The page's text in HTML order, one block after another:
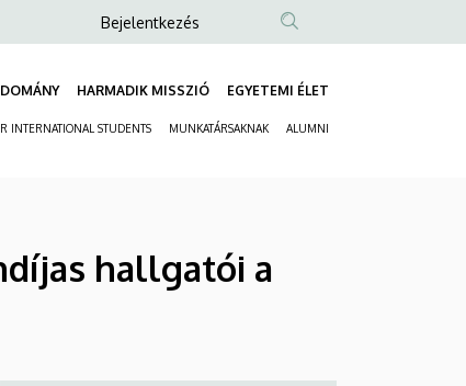
Anonim
fiók
Bejelentkezés
HARMADIK MISSZIÓ EGYETEMI ÉLET
INTERNATIONAL STUDENTS MUNKATÁRSAKNAK ALUMNI
hallgatói a